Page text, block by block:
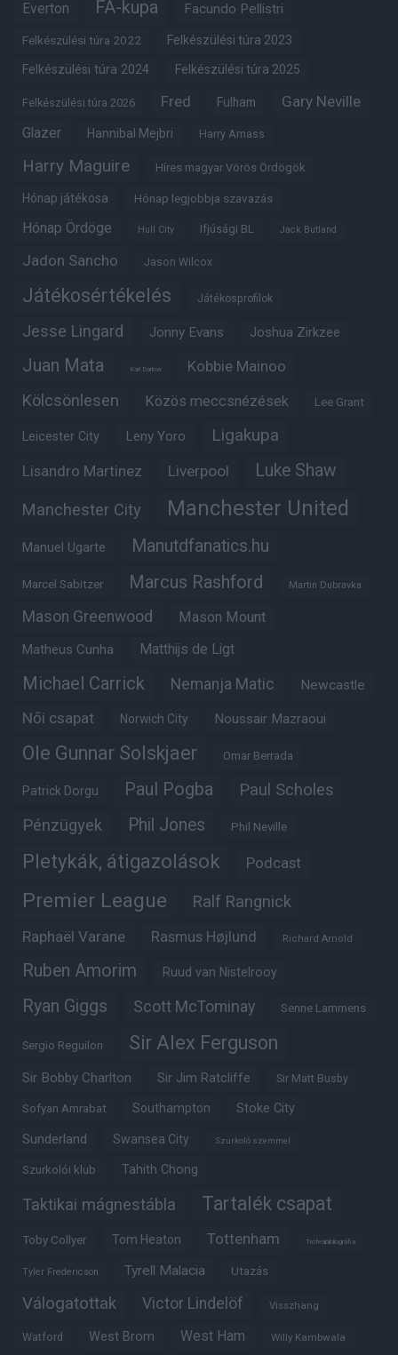
Everton FA-kupa Facundo Pellistri
Felkészülési túra 2022 Felkészülési túra 2023
Felkészülési túra 2024 Felkészülési túra 2025
Felkészülési túra 2026 Fred Fulham Gary Neville
Glazer Hannibal Mejbri Harry Amass
Harry Maguire Híres magyar Vörös Ördögök
Hónap játékosa Hónap legjobbja szavazás
Hónap Ördöge Hull City Ifjúsági BL Jack Butland
Jadon Sancho Jason Wilcox
Játékosértékelés Játékosprofilok
Jesse Lingard Jonny Evans Joshua Zirkzee
Juan Mata Karl Darlow Kobbie Mainoo
Kölcsönlesen Közös meccsnézések Lee Grant
Leicester City Leny Yoro Ligakupa
Lisandro Martinez Liverpool Luke Shaw
Manchester City Manchester United
Manuel Ugarte Manutdfanatics.hu
Marcel Sabitzer Marcus Rashford Martin Dubravka
Mason Greenwood Mason Mount
Matheus Cunha Matthijs de Ligt
Michael Carrick Nemanja Matic Newcastle
Női csapat Norwich City Noussair Mazraoui
Ole Gunnar Solskjaer Omar Berrada
Patrick Dorgu Paul Pogba Paul Scholes
Pénzügyek Phil Jones Phil Neville
Pletykák, átigazolások Podcast
Premier League Ralf Rangnick
Raphaël Varane Rasmus Højlund Richard Arnold
Ruben Amorim Ruud van Nistelrooy
Ryan Giggs Scott McTominay Senne Lammens
Sergio Reguilon Sir Alex Ferguson
Sir Bobby Charlton Sir Jim Ratcliffe Sir Matt Busby
Sofyan Amrabat Southampton Stoke City
Sunderland Swansea City Szurkoló szemmel
Szurkolói klub Tahith Chong
Taktikai mágnestábla Tartalék csapat
Toby Collyer Tom Heaton Tottenham Trófeabibliográfia
Tyler Fredericson Tyrell Malacia Utazás
Válogatottak Victor Lindelöf Visszhang
Watford West Brom West Ham Willy Kambwala